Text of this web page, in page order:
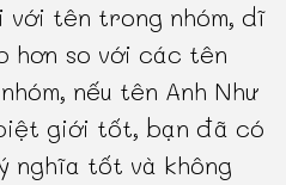
tên trong nhóm, dĩ
hơn so với các tên
nếu tên Anh Như
giới tốt, bạn đã có
nghĩa tốt và không